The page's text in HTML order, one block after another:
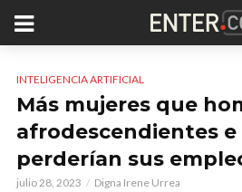
INTELIGENCIA ARTIFICIAL
Más mujeres que
afrodescendientes e
perderían sus
julio 28, 2023 Digna Irene Urrea